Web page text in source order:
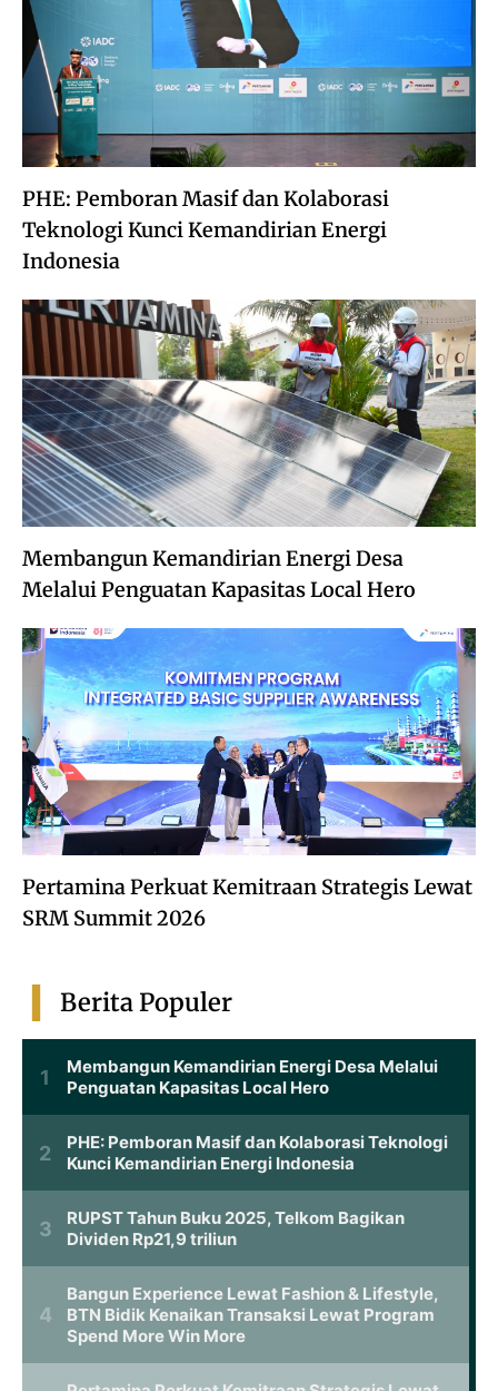
PHE: Pemboran Masif dan Kolaborasi
Teknologi Kunci Kemandirian Energi
Indonesia
Membangun Kemandirian Energi Desa
Melalui Penguatan Kapasitas Local Hero
Pertamina Perkuat Kemitraan Strategis Lewat
SRM Summit 2026
Berita Populer